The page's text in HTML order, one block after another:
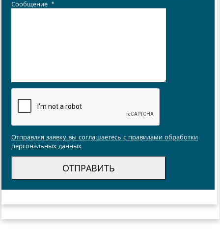
Сообщение *
Отправляя заявку вы соглашаетесь с правилами обработки
персональных данных